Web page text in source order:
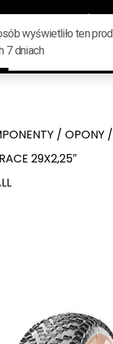
/ OPONY/
29X2,25″